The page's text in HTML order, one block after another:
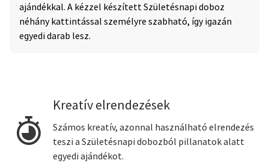
ajándékkal. A kézzel készített Születésnapi doboz
néhány kattintással személyre szabható, így igazán
egyedi darab lesz.
Kreatív elrendezések
Számos kreatív, azonnal használható elrendezés
teszi a Születésnapi dobozból pillanatok alatt
egyedi ajándékot.